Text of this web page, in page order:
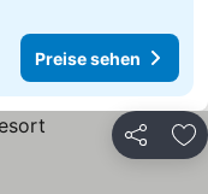
Preise sehen
Teilen